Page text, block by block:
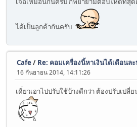
ได้เป็นลูกค้ากันครับ
Cafe/ Re: คอมเครื่องนี้หาเงินได้เดือนล
16 กันยายน 2014, 14:11:26
เดี๋ยวเอาไปปรับใช้บ้างดีกว่า ต้องปรับเปลี่